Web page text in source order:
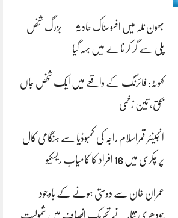
بھون نلہ میں افسوسناک حادثہ — بزرگ شخص
پلی سے گر کر نالے میں بہہ گیا
کہوٹہ: فائرنگ کے واقعے میں ایک شخص جاں
بحق، تین زخمی
انجینئر قمراسلام راجہ کی کمبوڈیا سے ہنگامی کال
پر چکری میں 16 افراد کا کامیاب ریسکیو
عمران خان سے دوستی ہونے کے باوجود
چودھری نثار نے تحریک انصاف میں شمولیت